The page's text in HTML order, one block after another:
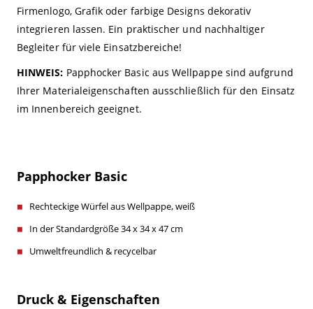
Firmenlogo, Grafik oder farbige Designs dekorativ
integrieren lassen. Ein praktischer und nachhaltiger
Begleiter für viele Einsatzbereiche!
HINWEIS: Papphocker Basic aus Wellpappe sind aufgrund
Ihrer Materialeigenschaften ausschließlich für den Einsatz
im Innenbereich geeignet.
Papphocker Basic
Rechteckige Würfel aus Wellpappe, weiß
In der Standardgröße 34 x 34 x 47 cm
Umweltfreundlich & recycelbar
Druck & Eigenschaften